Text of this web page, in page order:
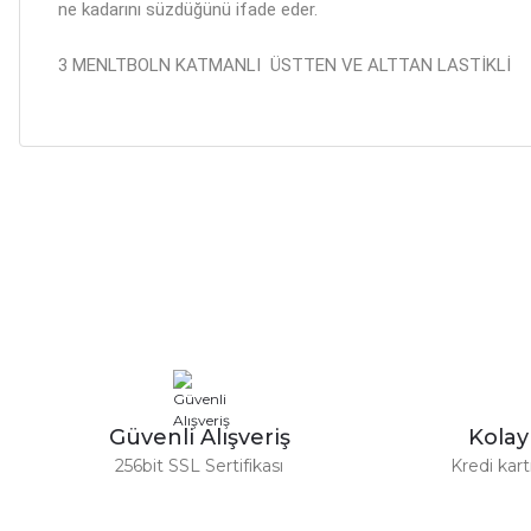
ne kadarını süzdüğünü ifade eder.
3 MENLTBOLN KATMANLI ÜSTTEN VE ALTTAN LASTİKLİ
Ürün fiyatı diğer sitelerden daha pahalı.
Bu ürüne benzer farklı alternatifler olmalı.
Güvenli Alışveriş
256bit SSL Sertifikası Kredi